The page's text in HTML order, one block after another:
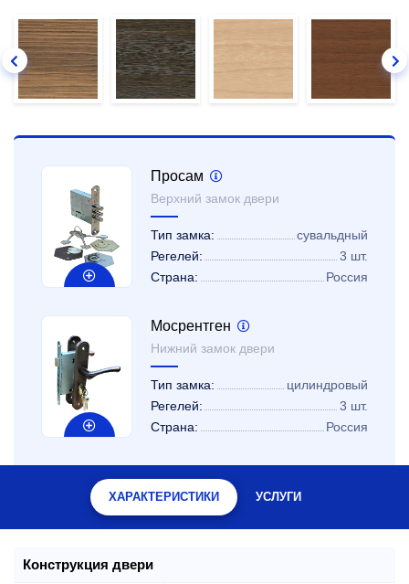
Просам
Верхний замок двери
Тип замка:
сувальдный
Регелей:
3 шт.
Страна:
Россия
Мосрентген
Нижний замок двери
Тип замка:
цилиндровый
Регелей:
3 шт.
Страна:
Россия
ХАРАКТЕРИСТИКИ УСЛУГИ
Конструкция двери